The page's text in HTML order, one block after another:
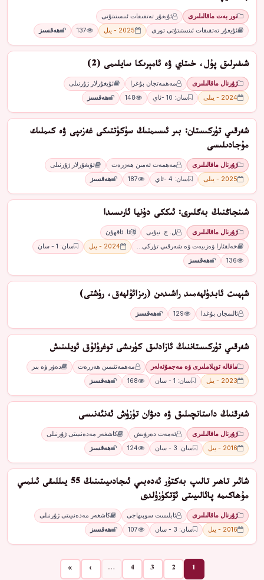
تور بەت ماقالىلىرى
ئۇيغۇر تەتقىقات ئىنستىتۇتى
ئۇيغۇر تەتقىقات ئىنستىتۇتى تورى
2025 - يىل 137 ھەقسىز
ﺷﯩﻔﯩﺮﻟﯩﻖ ﭘﯘﻝ، ﺧﯩﺘﺎﻱ ﯞﻩ ﺋﺎﻣﯧﺮﯨﻜﺎ ﺳﺎﻳﻠﯩﻤﻰ (2)
ژۇرنال ماقالىلىرى مەھمەتجان بۇغرا
ئۇيغۇرلار ژۇرنىلى
2024 - يىلى
سان: 10 -ئاي 148 ھەقسىز
ﺷﻪﺭﻗﯩﻲ ﺗﯜﺭﻛﯩﺴﺘﺎﻥ: ﺑﯩﺮ ﺋﯩﺴﯩﻤﻨﯩﯔ ﺳﯜﻛﯜﺗﺘﯩﻜﻰ ﻏﻪﺯﯨﭙﻰ ﯞﻩ ﻛﯩﻤﻠﯩﻚ
مۇجادىلىسى
ژۇرنال ماقالىلىرى مەھمەت ئەمىن ھەزرەت
ئۇيغۇرلار ژۇرنىلى
2025 - يىلى
سان: 4 -ئاي 187 ھەقسىز
شىنجاڭنىڭ بەگلىرى: ئىككى دۇنيا ئارىسىدا
ژۇرنال ماقالىلىرى ل. ج. نيۇبى
ئا. ئاقھۇن
خەلقئارا ۋەزىيەت ۋە شەرقىي تۈركى…
2024 - يىل
سان: 1 - سان
136
ھەقسىز
شېھىت ئابدۇلھەمىد راشىدىن (رىزائۇلھەق، رۇشتى)
ئالىمجان بۇغدا 129 ھەقسىز
شەرقىي تۈركىستاننىڭ ئازادلىق كۈرىشى توغرۇلۇق ئويلىنىش
ماقالە توپلاملىرى ۋە مەجمۇئەلەر مەھمەتئىمىن ھەزرەت
دەۋر ۋە بىز
2023 - يىل
سان: 1 - سان 168 ھەقسىز
شەرقنىڭ داستانچىلىق ۋە دىۋان تۈزۈش ئەنئەنىسى
ژۇرنال ماقالىلىرى ئەمەت دەرۋىش
كاشغەر مەدەنىيىتى ژۇرنىلى
2016 - يىل
سان: 3 - سان 124 ھەقسىز
شائىر تاھىر تالىپ بەكتۇر ئەدەبىي ئىجادىيىتىنىڭ 55 يىللىقى ئىلمىي
مۇھاكىمە پائالىيىتى ئۆتكۈزۈلدى
ژۇرنال ماقالىلىرى ئابلىمىت سوپىھاجى
كاشغەر مەدەنىيىتى ژۇرنىلى
2016 - يىل
سان: 3 - سان 107 ھەقسىز
1
2
3
4
…
›
»